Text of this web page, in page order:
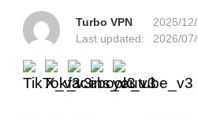
Turbo VPN 2025/
Last updated:
2026/